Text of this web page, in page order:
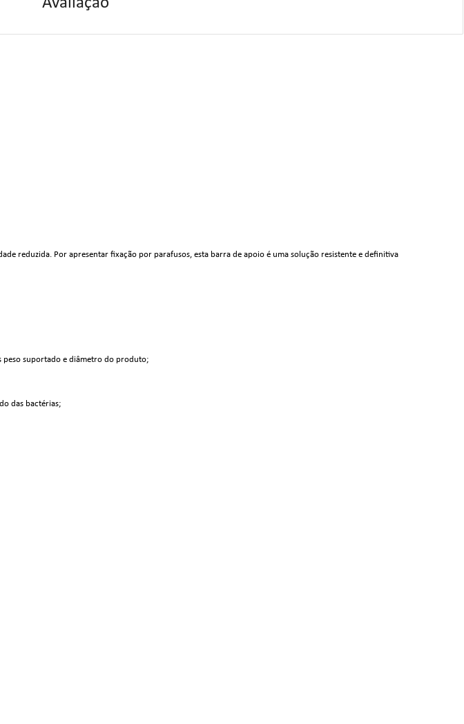
reduzida. Por apresentar fixação por parafusos, esta barra de apoio é uma solução resistente e definitiva
peso suportado e diâmetro do produto;
das bactérias;